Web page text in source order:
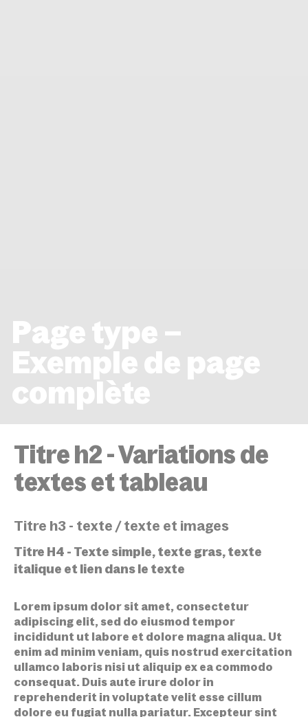
Page type –
Exemple de page
complète
Titre h2 - Variations de
textes et tableau
Titre h3 - texte / texte et images
Titre H4 - Texte simple, texte gras, texte
italique et lien dans le texte
Lorem ipsum dolor sit amet, consectetur
adipiscing elit, sed do eiusmod tempor
incididunt ut labore et dolore magna aliqua. Ut
enim ad minim veniam, quis nostrud exercitation
ullamco laboris nisi ut aliquip ex ea commodo
consequat. Duis aute irure dolor in
reprehenderit in voluptate velit esse cillum
dolore eu fugiat nulla pariatur. Excepteur sint